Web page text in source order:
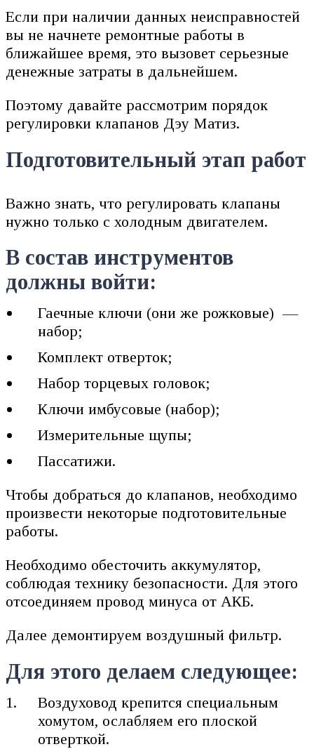
Если при наличии данных неисправностей
вы не начнете ремонтные работы в
ближайшее время, это вызовет серьезные
денежные затраты в дальнейшем.
Поэтому давайте рассмотрим порядок
регулировки клапанов Дэу Матиз.
Подготовительный этап работ
Важно знать, что регулировать клапаны
нужно только с холодным двигателем.
В состав инструментов
должны войти:
Гаечные ключи (они же рожковые) —
набор;
Комплект отверток;
Набор торцевых головок;
Ключи имбусовые (набор);
Измерительные щупы;
Пассатижи.
Чтобы добраться до клапанов, необходимо
произвести некоторые подготовительные
работы.
Необходимо обесточить аккумулятор,
соблюдая технику безопасности. Для этого
отсоединяем провод минуса от АКБ.
Далее демонтируем воздушный фильтр.
Для этого делаем следующее:
Воздуховод крепится специальным
хомутом, ослабляем его плоской
отверткой.